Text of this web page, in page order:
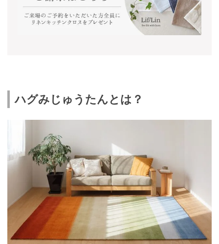
ハグみじゅうたんとは？